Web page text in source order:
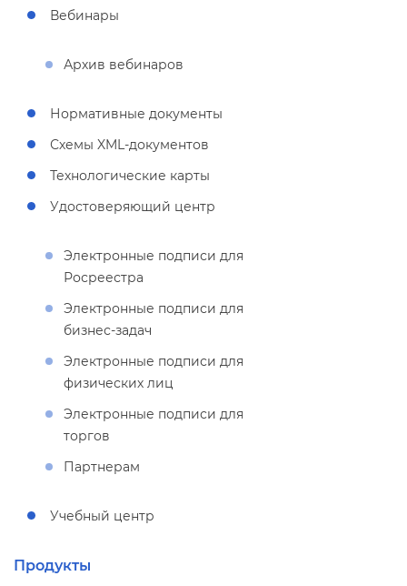
ебинары
Архив вебинаро
Нормативные документы
Схемы XML-документо
Технологические карты
Удостоверяющий центр
Электронные подписи для
Росреестра
Электронные подписи для
изнес-задач
Электронные подписи для
физических лиц
Электронные подписи для
торго
Партнерам
Учебный центр
Продукты